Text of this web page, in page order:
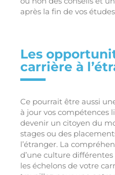
après la fin de vos
Les
carrière à
Ce pourrait être aussi
à jour vos compétences
devenir un citoyen du
stages ou des
l’étranger. La
d’une culture
les échelons de votre